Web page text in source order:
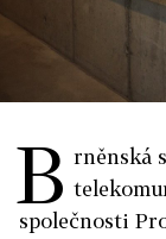
B rněnská
společnosti